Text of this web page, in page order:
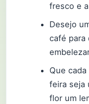
fresco e
Desejo
café para
Que
feira seja
flor um